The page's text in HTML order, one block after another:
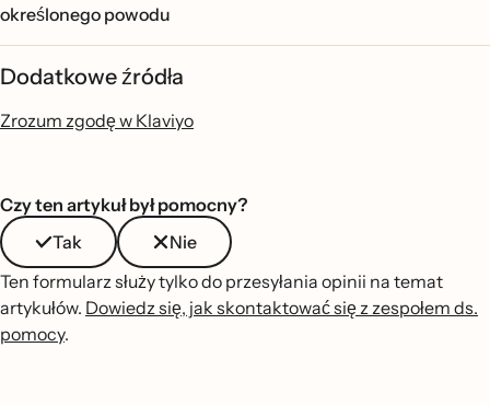
określonego powodu
Dodatkowe źródła
Zrozum zgodę w Klaviyo
Czy ten artykuł był pomocny?
Tak
Nie
Ten formularz służy tylko do przesyłania opinii na temat
artykułów. Dowiedz się, jak skontaktować się z zespołem ds.
pomocy.